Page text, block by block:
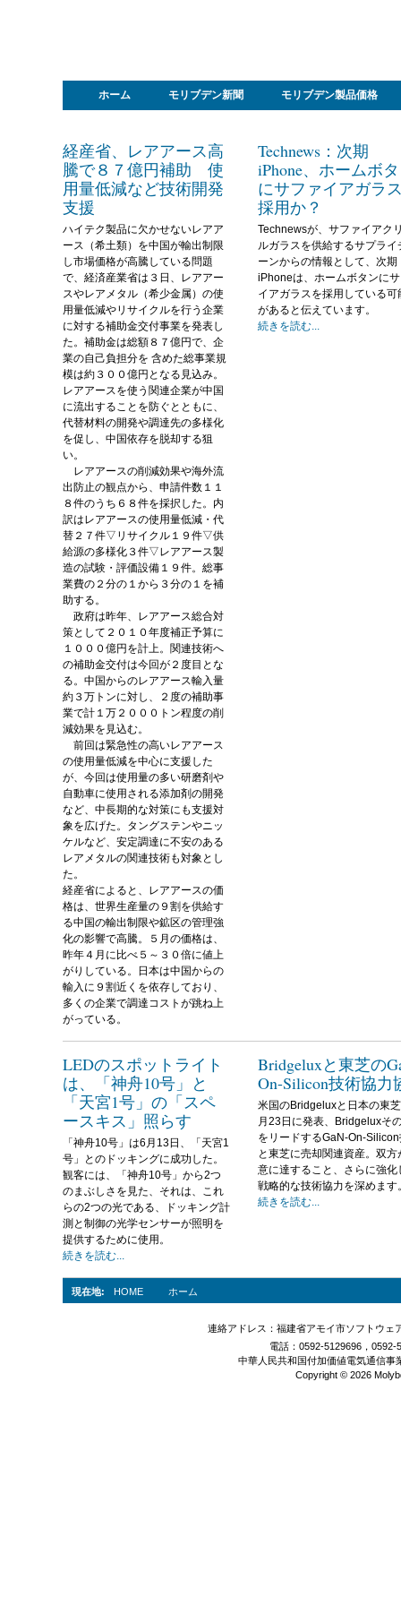
ホーム モリブデン新聞 モリブデン製品価格
経産省、レアアース高
騰で８７億円補助 使
用量低減など技術開発
支援
ハイテク製品に欠かせないレアア
ース（希土類）を中国が輸出制限
し市場価格が高騰している問題
で、経済産業省は３日、レアアー
スやレアメタル（希少金属）の使
用量低減やリサイクルを行う企業
に対する補助金交付事業を発表し
た。補助金は総額８７億円で、企
業の自己負担分を 含めた総事業規
模は約３００億円となる見込み。
レアアースを使う関連企業が中国
に流出することを防ぐとともに、
代替材料の開発や調達先の多様化
を促し、中国依存を脱却する狙
い。
レアアースの削減効果や海外流
出防止の観点から、申請件数１１
８件のうち６８件を採択した。内
訳はレアアースの使用量低減・代
替２７件▽リサイクル１９件▽供
給源の多様化３件▽レアアース製
造の試験・評価設備１９件。総事
業費の２分の１から３分の１を補
助する。
政府は昨年、レアアース総合対
策として２０１０年度補正予算に
１０００億円を計上。関連技術へ
の補助金交付は今回が２度目とな
る。中国からのレアアース輸入量
約３万トンに対し、２度の補助事
業で計１万２０００トン程度の削
減効果を見込む。
前回は緊急性の高いレアアース
の使用量低減を中心に支援した
が、今回は使用量の多い研磨剤や
自動車に使用される添加剤の開発
など、中長期的な対策にも支援対
象を広げた。タングステンやニッ
ケルなど、安定調達に不安のある
レアメタルの関連技術も対象とし
た。
経産省によると、レアアースの価
格は、世界生産量の９割を供給す
る中国の輸出制限や鉱区の管理強
化の影響で高騰。５月の価格は、
昨年４月に比べ５～３０倍に値上
がりしている。日本は中国からの
輸入に９割近くを依存しており、
多くの企業で調達コストが跳ね上
がっている。
Technews：次期
iPhone、ホームボ
にサファイアガラ
採用か？
Technewsが、サファイアク
ルガラスを供給するサプライ
ーンからの情報として、次期
iPhoneは、ホームボタンに
イアガラスを採用している可
があると伝えています。
続きを読む...
LEDのスポットライト
は、「神舟10号」と
「天宮1号」の「スペ
ースキス」照らす
「神舟10号」は6月13日、「天宮1
号」とのドッキングに成功した。
観客には、「神舟10号」から2つ
のまぶしさを見た、それは、これ
らの2つの光である、ドッキング計
測と制御の光学センサーが照明を
提供するために使用。
続きを読む...
Bridgeluxと東芝の
On-Silicon技術協力
米国のBridgeluxと日本の東
月23日に発表、Bridgeluxそ
をリードするGaN-On-Silicon
と東芝に売却関連資産。双方
意に達すること、さらに強化
戦略的な技術協力を深めます
続きを読む...
現在地: HOME ホーム
連絡アドレス：福建省アモイ市ソフト
電話：0592-5129696，0592-
中華人民共和国付加価値電気通信事
Copyright © 2026